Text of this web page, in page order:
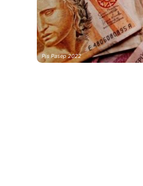
Pis Pasep 2022